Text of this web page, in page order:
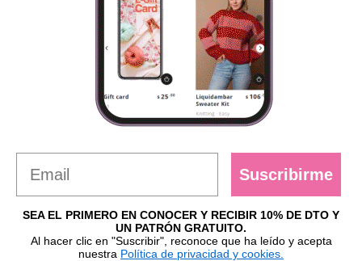
Suscribirme
SEA EL PRIMERO EN CONOCER Y RECIBIR 10% DE DTO Y
UN PATRÓN GRATUITO.
Al hacer clic en "Suscribir", reconoce que ha leído y acepta
nuestra Política de privacidad y cookies.